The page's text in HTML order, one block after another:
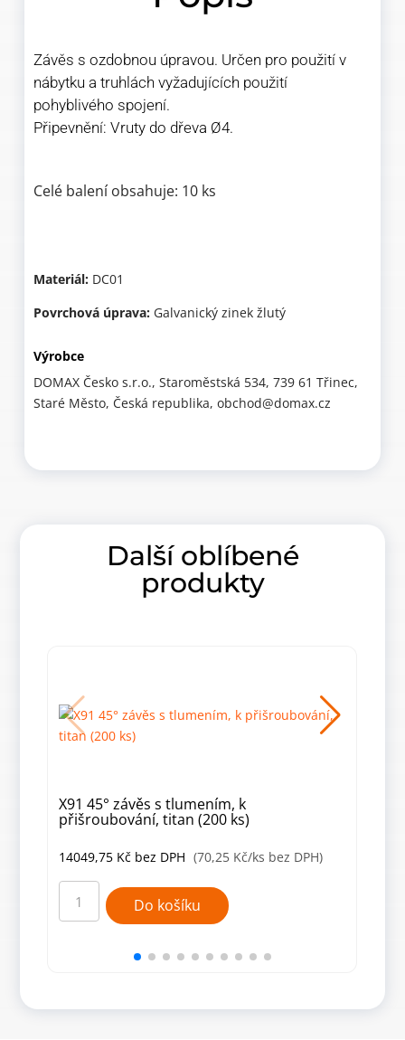
Závěs s ozdobnou úpravou. Určen pro použití v
nábytku a truhlách vyžadujících použití
pohyblivého spojení.
Připevnění: Vruty do dřeva Ø4.
Celé balení obsahuje: 10 ks
Materiál: DC01
Povrchová úprava: Galvanický zinek žlutý
Výrobce
DOMAX Česko s.r.o., Staroměstská 534, 739 61 Třinec,
Staré Město, Česká republika, obchod@domax.cz
Další oblíbené
produkty
X91 45° závěs s tlumením, k
přišroubování, titan (200 ks)
14049,75 Kč bez DPH (70,25 Kč/ks bez DPH)
X91
45°
závěs
s
přišroubování,
množství
Do košíku